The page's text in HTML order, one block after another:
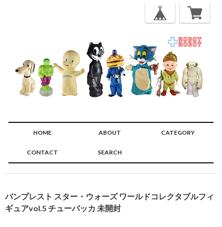
HOME ABOUT CATEGORY
CONTACT SEARCH
バンプレスト スター・ウォーズ ワールドコレクタブルフィ
ギュアvol.5 チューバッカ 未開封